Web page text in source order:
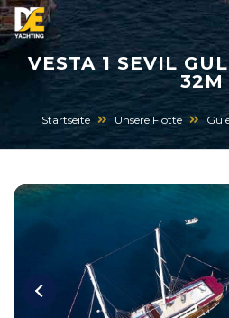
VESTA 1 SEVIL
32M
Startseite Unsere Flotte